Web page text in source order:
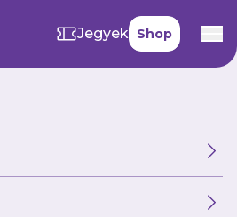
Jegyek Shop